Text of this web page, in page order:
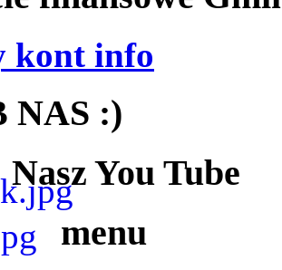
kont info
NAS :)
Nasz You Tube
menu